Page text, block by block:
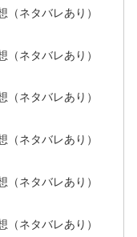
（ネタバレあり）
（ネタバレあり）
（ネタバレあり）
（ネタバレあり）
（ネタバレあり）
（ネタバレあり）